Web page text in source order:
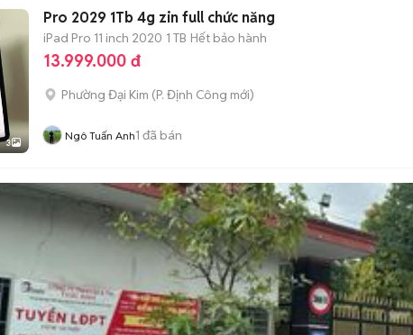
3
Pro 2029 1Tb 4g zin full chức năng
iPad Pro 11 inch 2020 1 TB Hết bảo hành
13.999.000 đ
Phường Đại Kim (P. Định Công mới)
Ngô Tuấn Anh1 đã bán